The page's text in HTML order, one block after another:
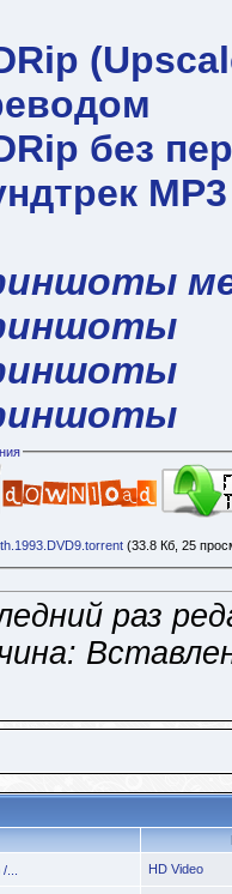
без
MP3
(33.8 Кб, 25
раз
HD Video